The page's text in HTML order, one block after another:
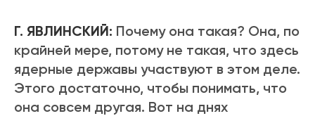
Г. ЯВЛИНСКИЙ: Почему она такая? Она, по
крайней мере, потому не такая, что здесь
ядерные державы участвуют в этом деле.
Этого достаточно, чтобы понимать, что
она совсем другая. Вот на днях